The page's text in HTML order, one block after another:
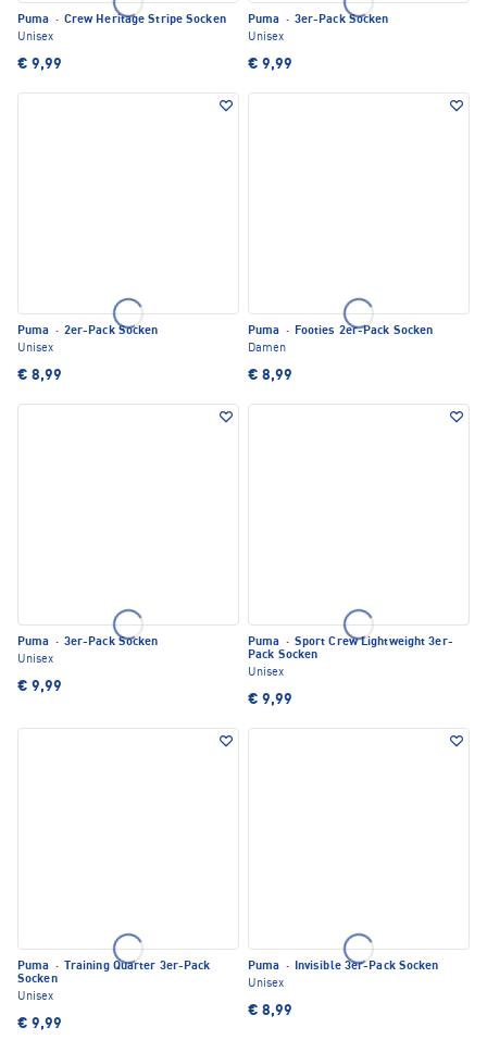
Puma · Crew Heritage Stripe Socken
Unisex
€ 9,99
Puma · 3er-Pack Socken
Unisex
€ 9,99
Puma · 2er-Pack Socken
Unisex
€ 8,99
Puma · Footies 2er-Pack Socken
Damen
€ 8,99
Puma · 3er-Pack Socken
Unisex
€ 9,99
Puma · Sport Crew Lightweight 3er-
Pack Socken
Unisex
€ 9,99
Puma ·
Training Quarter 3er-Pack
Socken
Unisex
€ 9,99
Puma · Invisible 3er-Pack Socken
Unisex
€ 8,99